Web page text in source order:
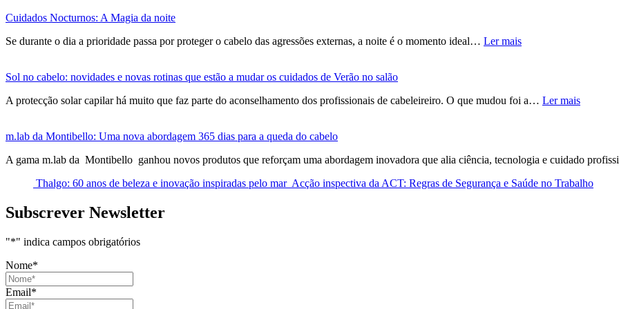
Cuidados Nocturnos: A Magia da noite
Se durante o dia a prioridade passa por proteger o cabelo das agressões externas, a noite é o momento ideal… Ler mais
Sol no cabelo: novidades e novas rotinas que estão a mudar os cuidados de Verão no salão
A protecção solar capilar há muito que faz parte do aconselhamento dos profissionais de cabeleireiro. O que mudou foi a… Ler mais
m.lab da Montibello: Uma nova abordagem 365 dias para a queda do cabelo
A gama m.lab da Montibello ganhou novos produtos que reforçam uma abordagem inovadora que alia ciência, tecnologia e cuidado
Thalgo: 60 anos de beleza e inovação inspiradas pelo mar Acção inspectiva da ACT: Regras de Segurança e Saúde no Trabalho
Subscrever Newsletter
"*" indica campos obrigatórios
Nome*
Email*